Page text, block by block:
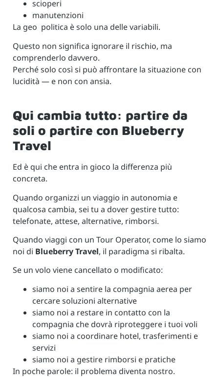
scioperi
manutenzioni
La geo politica è solo una delle variabili.
Questo non significa ignorare il rischio, ma
comprenderlo davvero.
Perché solo così si può affrontare la situazione con
lucidità — e non con ansia.
Qui cambia tutto: partire da
soli o partire con Blueberry
Travel
Ed è qui che entra in gioco la differenza più
concreta.
Quando organizzi un viaggio in autonomia e
qualcosa cambia, sei tu a dover gestire tutto:
telefonate, attese, alternative, rimborsi.
Quando viaggi con un Tour Operator, come lo siamo
noi di Blueberry Travel, il paradigma si ribalta.
Se un volo viene cancellato o modificato:
siamo noi a sentire la compagnia aerea per
cercare soluzioni alternative
siamo noi a restare in contatto con la
compagnia che dovrà riproteggere i tuoi voli
siamo noi a coordinare hotel, trasferimenti e
servizi
siamo noi a gestire rimborsi e pratiche
In poche parole: il problema diventa nostro.